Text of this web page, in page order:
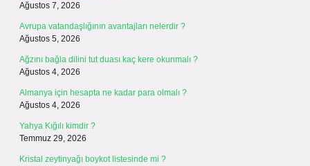
Ağustos 7, 2026
Avrupa vatandaşlığının avantajları nelerdir ?
Ağustos 5, 2026
Ağzını bağla dilini tut duası kaç kere okunmalı ?
Ağustos 4, 2026
Almanya için hesapta ne kadar para olmalı ?
Ağustos 4, 2026
Yahya Kığılı kimdir ?
Temmuz 29, 2026
Kristal zeytinyağı boykot listesinde mi ?